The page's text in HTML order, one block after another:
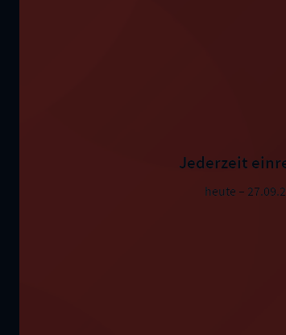
Jederzeit
heute –
Jederzeit
heute –